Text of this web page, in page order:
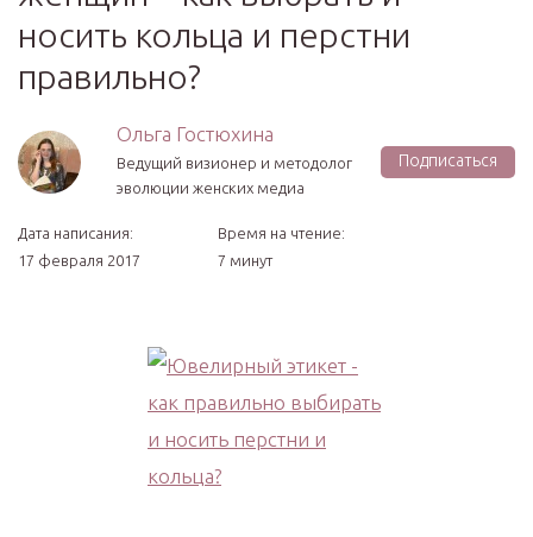
носить кольца и перстни
правильно?
Ольга Гостюхина
Ведущий визионер и методолог
эволюции женских медиа
Подписаться
Дата написания:
17 февраля 2017
Время на чтение:
7 минут